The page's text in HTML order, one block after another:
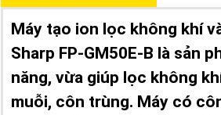
Máy tạo ion lọc không khí
Sharp FP-GM50E-B là sản
năng, vừa giúp lọc không
muỗi, côn trùng. Máy có